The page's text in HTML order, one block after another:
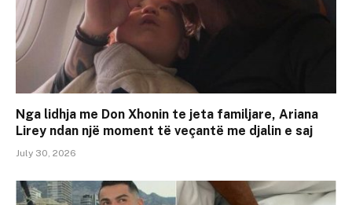
Nga lidhja me Don Xhonin te jeta familjare, Ariana
Lirey ndan një moment të veçantë me djalin e saj
July 30, 2026